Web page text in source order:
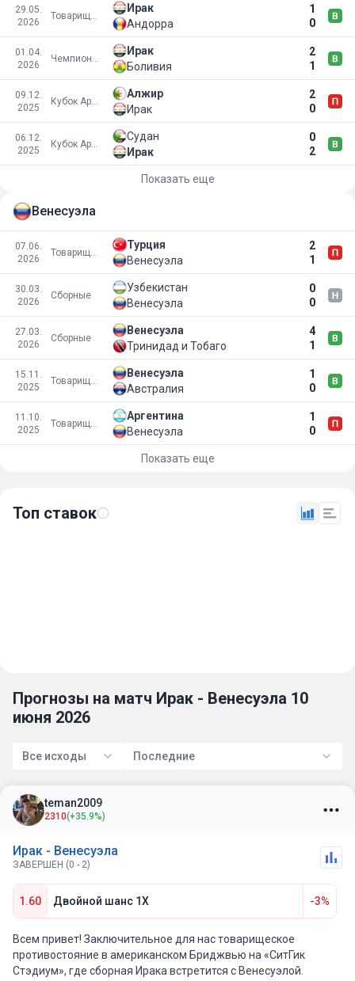
29.05.
2026
Ирак
1
0
Андорра
01.04.
2026
Ирак
2
1
Боливия
09.12.
2025
Алжир
2
0
Ирак
06.12.
2025
Судан
0
2
Ирак
Показать еще
Венесуэла
07.06.
2026
Турция
2
1
Венесуэла
30.03.
2026
Сборные
Узбекистан
0
0
Венесуэла
27.03.
2026
Сборные
Венесуэла
4
1
Тринидад и Тобаго
15.11.
2025
Венесуэла
1
0
Австралия
11.10.
2025
Аргентина
1
0
Венесуэла
Показать еще
Топ ставок
Прогнозы на матч Ирак - Венесуэла 10
июня 2026
Все исходы Последние
teman2009
2310(+35.9%)
Ирак - Венесуэла
ЗАВЕРШЕН (0 - 2)
1.60 Двойной шанс 1X -3%
Всем привет! Заключительное для нас товарищеское
противостояние в американском Бриджвью на «СитГик
Стэдиум», где сборная Ирака встретится с Венесуэлой.